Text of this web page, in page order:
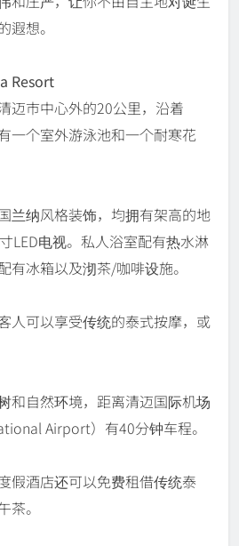
遐想。
Resort
迈市中心外的20公里，沿着
一个室外游泳池和一个耐寒花
兰纳风格装饰，均拥有架高的地
LED电视。私人浴室配有热水淋
有冰箱以及沏茶/咖啡设施。
人可以享受传统的泰式按摩，或
和自然环境，距离清迈国际机场
Airport）有40分钟车程。
假酒店还可以免费租借传统泰
茶。